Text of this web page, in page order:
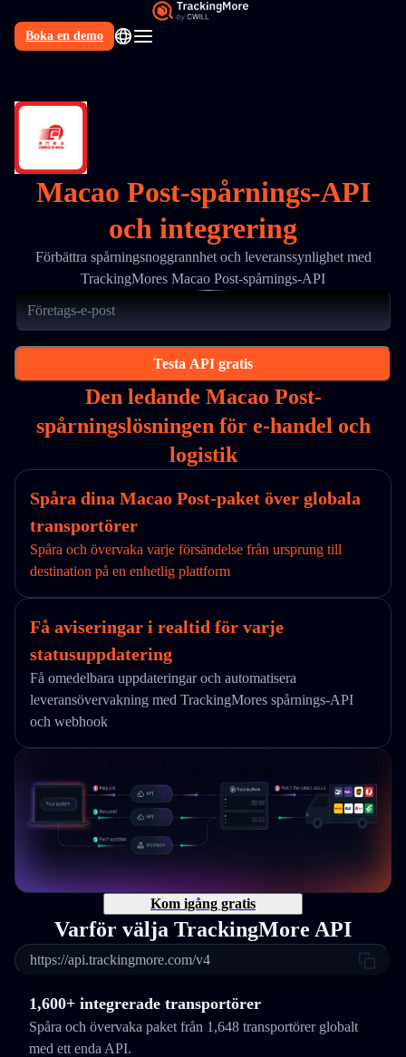
Boka en demo
Macao Post-spårnings-API
och integrering
Förbättra spårningsnoggrannhet och leveranssynlighet med
TrackingMores Macao Post-spårnings-API
Testa API gratis
Den ledande Macao Post-
spårningslösningen för e-handel och
logistik
Spåra dina Macao Post-paket över globala
transportörer
Spåra och övervaka varje försändelse från ursprung till
destination på en enhetlig plattform
Få aviseringar i realtid för varje
statusuppdatering
Få omedelbara uppdateringar och automatisera
leveransövervakning med TrackingMores spårnings-API
och webhook
Kom igång gratis
Varför välja TrackingMore API
https://api.trackingmore.com/v4
1,600+ integrerade transportörer
Spåra och övervaka paket från 1,648 transportörer globalt
med ett enda API.